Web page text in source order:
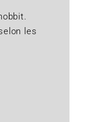
les